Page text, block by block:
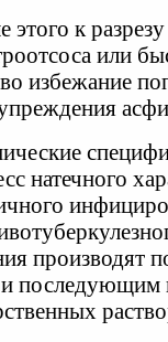
этого к
или
избежание
натечного
производят
последующим